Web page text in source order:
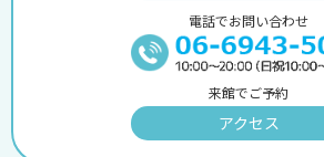
電話でお問い合わせ
来館でご予約
アクセス